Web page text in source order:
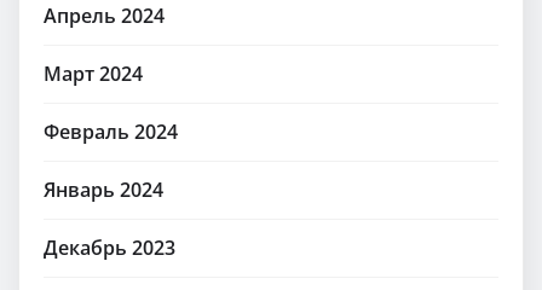
Апрель 2024
Март 2024
Февраль 2024
Январь 2024
Декабрь 2023